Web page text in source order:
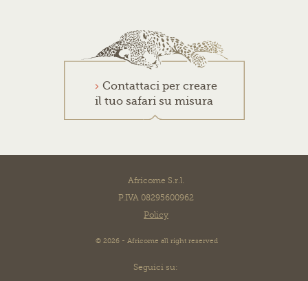
Contattaci per creare
il tuo safari su misura
Seguici su:
Africome S.r.l.
P.IVA 08295600962
Policy
© 2026 - Africome all right reserved